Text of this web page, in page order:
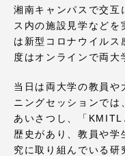
湘南キャンパスで交互
ス内の施設見学など
は新型コロナウイルス
度はオンラインで両大
当日は両大学の教員
ニングセッションでは
あいさつし、「
歴史があり、教員や学
究に取り組んでいる研
札幌キャンパス